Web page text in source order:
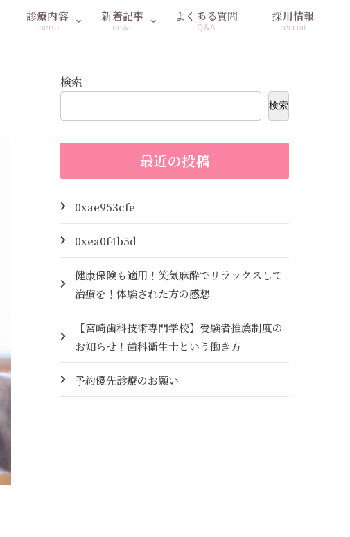
診療内容
menu
新着記事
news
よくある質問
Q&A
採用情報
recruit
検索
検索
最近の投稿
0xae953cfe
0xea0f4b5d
健康保険も適用！笑気麻酔でリラックスして
治療を！体験された方の感想
【宮崎歯科技術専門学校】受験者推薦制度の
お知らせ！歯科衛生士という働き方
予約優先診療のお願い